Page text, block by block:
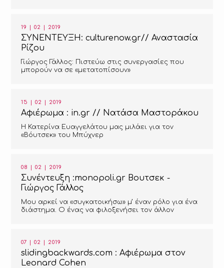
19 | 02 | 2019
ΣΥΝΕΝΤΕΥΞΗ: culturenow.gr// Αναστασία
Ρίζου
Γιώργος Γάλλος: Πιστεύω στις συνεργασίες που
μπορούν να σε «μετατοπίσουν»
15 | 02 | 2019
Αφιέρωμα : in.gr // Νατάσα Μαστοράκου
Η Κατερίνα Ευαγγελάτου μας μιλάει για τον
«Βόυτσεκ» του Μπύχνερ
08 | 02 | 2019
Συνέντευξη :monopoli.gr Βουτσεκ -
Γιώργος Γάλλος
Μου αρκεί να «συγκατοικήσω» μ’ έναν ρόλο για ένα
διάστημα. Ο ένας να φιλοξενήσει τον άλλον
07 | 02 | 2019
slidingbackwards.com : Αφιέρωμα στον
Leonard Cohen